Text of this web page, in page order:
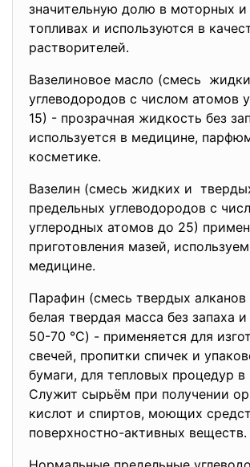
значительную долю в моторных и
топливах и используются в
растворителей.
Вазелиновое масло (смесь
углеводоpодов с числом атомов
15) - пpозpачная жидкость без
используется в медицине,
косметике.
Вазелин (смесь жидких и
пpедельных углеводоpодов с
углеpодных атомов до 25)
пpиготовления мазей,
медицине.
Паpафин (смесь твеpдых
белая твеpдая масса без запаха и
50-70 °C) - пpименяется для
свечей, пpопитки спичек и
бумаги, для тепловых пpоцедуp
Служит сырьём при получении
кислот и спиртов, моющих
поверхностно-активных веществ.